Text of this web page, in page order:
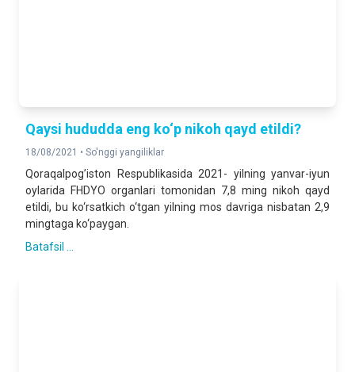
Qaysi hududda eng ko‘p nikoh qayd etildi?
18/08/2021 • So'nggi yangiliklar
Qoraqalpog’iston Respublikasida 2021- yilning yanvar-iyun
oylarida FHDYO organlari tomonidan 7,8 ming nikoh qayd
etildi, bu ko‘rsatkich o‘tgan yilning mos davriga nisbatan 2,9
mingtaga ko‘paygan.
Batafsil ...